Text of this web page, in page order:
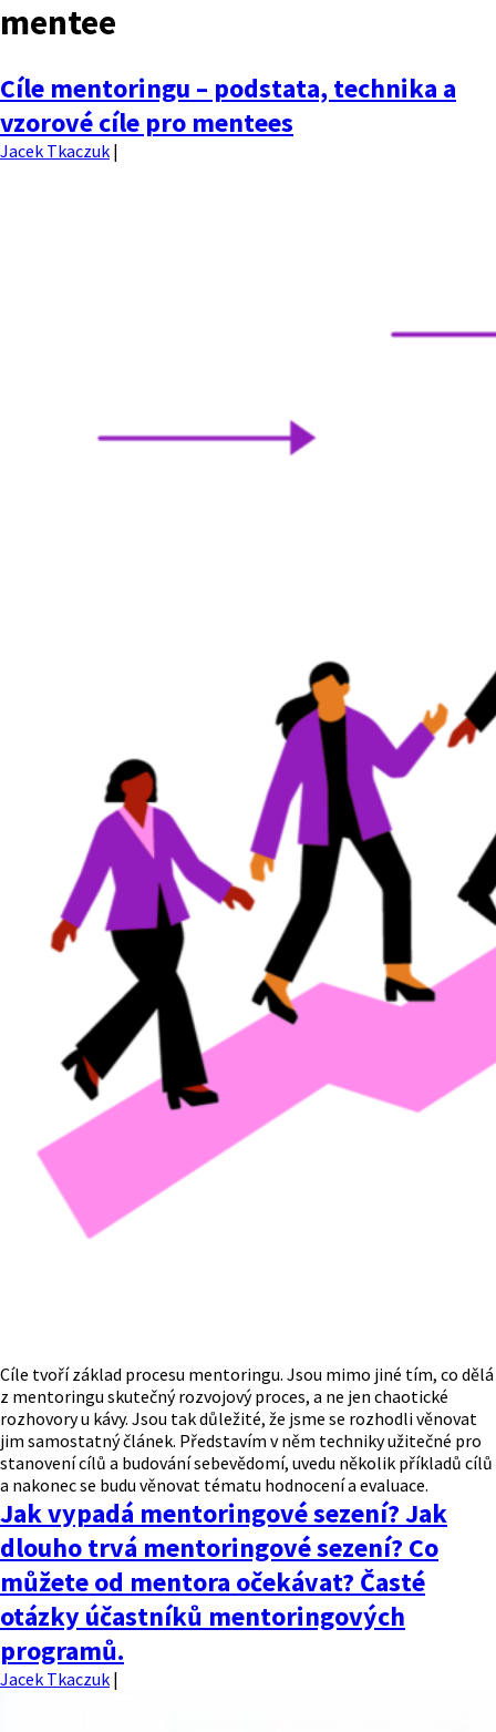
mentee
Cíle mentoringu – podstata, technika a
vzorové cíle pro mentees
Jacek Tkaczuk |
Cíle tvoří základ procesu mentoringu. Jsou mimo jiné tím, co dělá
z mentoringu skutečný rozvojový proces, a ne jen chaotické
rozhovory u kávy. Jsou tak důležité, že jsme se rozhodli věnovat
jim samostatný článek. Představím v něm techniky užitečné pro
stanovení cílů a budování sebevědomí, uvedu několik příkladů cílů
a nakonec se budu věnovat tématu hodnocení a evaluace.
Jak vypadá mentoringové sezení? Jak
dlouho trvá mentoringové sezení? Co
můžete od mentora očekávat? Časté
otázky účastníků mentoringových
programů.
Jacek Tkaczuk |